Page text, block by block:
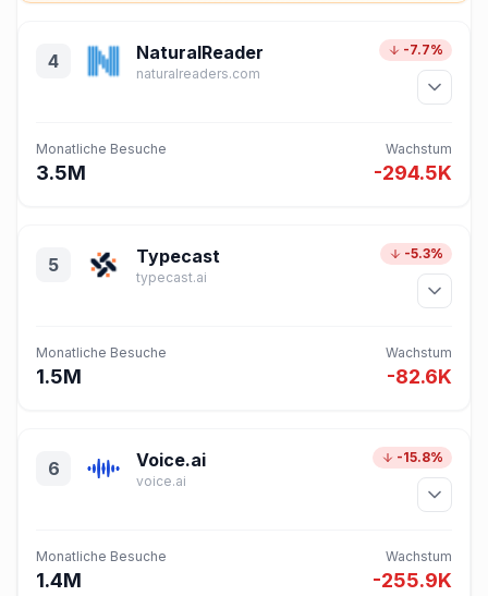
4 NaturalReader
naturalreaders.com
-7.7%
Monatliche Besuche
3.5M
Wachstum
-294.5K
5 Typecast
typecast.ai
-5.3%
Monatliche Besuche
1.5M
Wachstum
-82.6K
6 Voice.ai
voice.ai
-15.8%
Monatliche Besuche
1.4M
Wachstum
-255.9K